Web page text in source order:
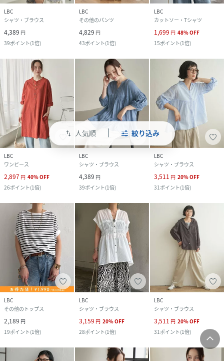
swap_vert 人気順 絞り込み
LBC
シャツ・ブラウス
4,389 円
39ポイント(1倍)
LBC
その他のパンツ
4,829 円
43ポイント(1倍)
LBC
カットソー・Tシャツ
1,699 円 48%OFF
15ポイント(1倍)
LBC
ワンピース
2,897 円 40%OFF
26ポイント(1倍)
LBC
シャツ・ブラウス
4,389 円
39ポイント(1倍)
LBC
シャツ・ブラウス
3,511 円 20%OFF
31 ポイント(1倍)
LBC
その他のトップス
2,189 円
19ポイント(1倍)
LBC
シャツ・ブラウス
3,159 円 20%OFF
28ポイント(1倍)
LBC
シャツ・ブラウス
3,511 円 20%OFF
31 ポイント(1倍)